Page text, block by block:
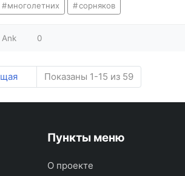
многолетних сорняков
Ank 0
Показаны 1-15 из 59
Пункты меню
О проекте